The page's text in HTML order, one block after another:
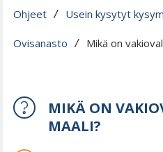
Ohjeet / Usein kysytyt
Ovisanasto / Mikä on
MIKÄ ON
MAALI?